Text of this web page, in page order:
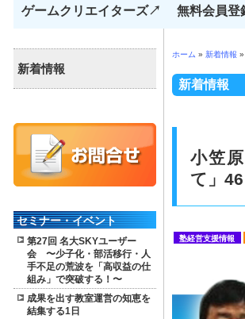
ゲームクリエイターズ↗️ 無料会員
ホーム » 新着情報 »
新着情報
小笠
て」46
塾経営支援情報
新着情報
セミナー・イベント
第27回 名大SKYユーザー
会 〜少子化・部活移行・人
手不足の荒波を「高収益の仕
組み」で突破する！〜
成果を出す教室運営の知恵を
結集する1日